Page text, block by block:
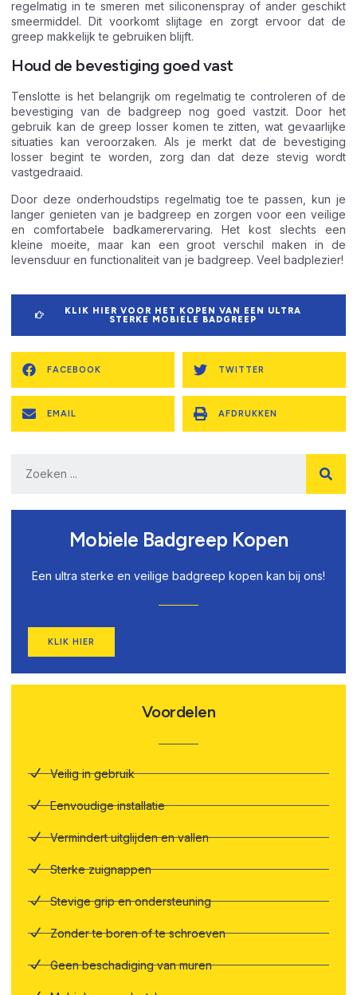
regelmatig in te smeren met siliconenspray of ander geschikt
smeermiddel. Dit voorkomt slijtage en zorgt ervoor dat de
greep makkelijk te gebruiken blijft.
Houd de bevestiging goed vast
Tenslotte is het belangrijk om regelmatig te controleren of de
bevestiging van de badgreep nog goed vastzit. Door het
gebruik kan de greep losser komen te zitten, wat gevaarlijke
situaties kan veroorzaken. Als je merkt dat de bevestiging
losser begint te worden, zorg dan dat deze stevig wordt
vastgedraaid.
Door deze onderhoudstips regelmatig toe te passen, kun je
langer genieten van je badgreep en zorgen voor een veilige
en comfortabele badkamerervaring. Het kost slechts een
kleine moeite, maar kan een groot verschil maken in de
levensduur en functionaliteit van je badgreep. Veel badplezier!
KLIK HIER VOOR HET KOPEN VAN EEN ULTRA
STERKE MOBIELE BADGREEP
FACEBOOK TWITTER
EMAIL AFDRUKKEN
Mobiele Badgreep Kopen
Een ultra sterke en veilige badgreep kopen kan bij ons!
KLIK HIER
Voordelen
Veilig in gebruik
Eenvoudige installatie
Vermindert uitglijden en vallen
Sterke zuignappen
Stevige grip en ondersteuning
Zonder te boren of te schroeven
Geen beschadiging van muren